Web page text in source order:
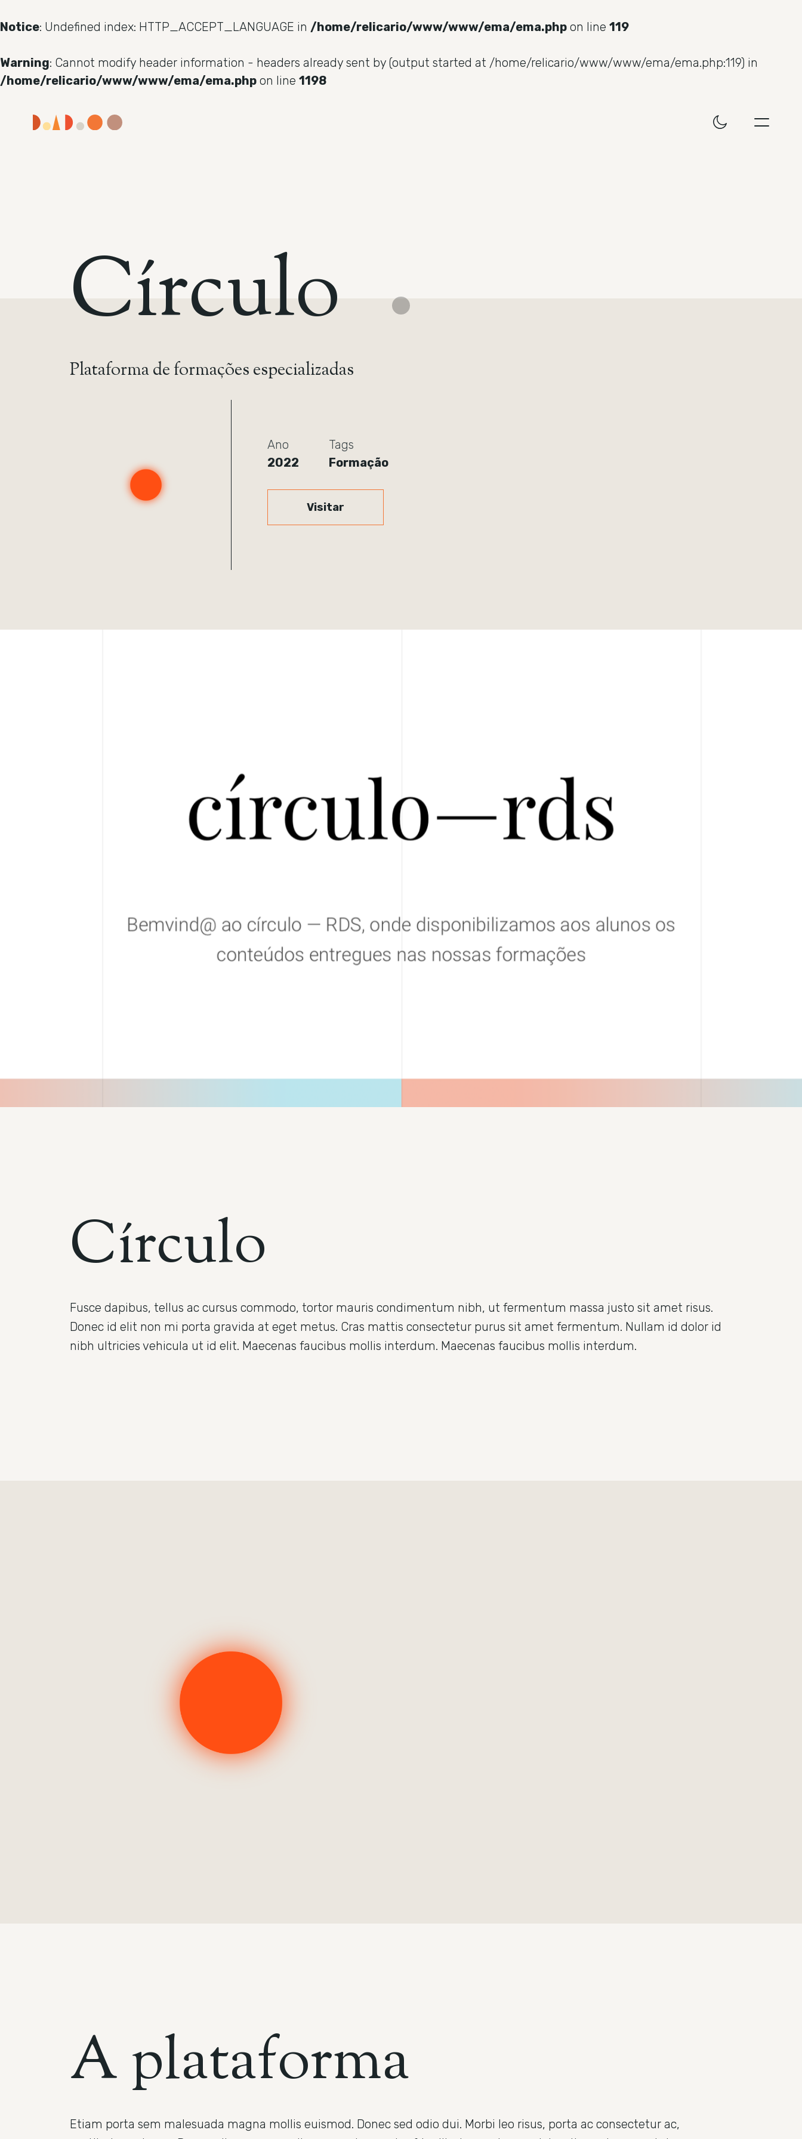
Notice: Undefined index: HTTP_ACCEPT_LANGUAGE in /home/relicario/www/www/ema/ema.php on line 119
Warning: Cannot modify header information - headers already sent by (output started at /home/relicario/www/www/ema/ema.php:119) in
/home/relicario/www/www/ema/ema.php on line 1198
Círculo
Plataforma de formações especializadas
Ano
2022
Tags
Formação
Visitar
Círculo
Fusce dapibus, tellus ac cursus commodo, tortor mauris condimentum nibh, ut fermentum massa justo sit amet risus.
Donec id elit non mi porta gravida at eget metus. Cras mattis consectetur purus sit amet fermentum. Nullam id dolor id
nibh ultricies vehicula ut id elit. Maecenas faucibus mollis interdum. Maecenas faucibus mollis interdum.
Aplataforma
Etiam porta sem malesuada magna mollis euismod. Donec sed odio dui. Morbi leo risus, porta ac consectetur ac,